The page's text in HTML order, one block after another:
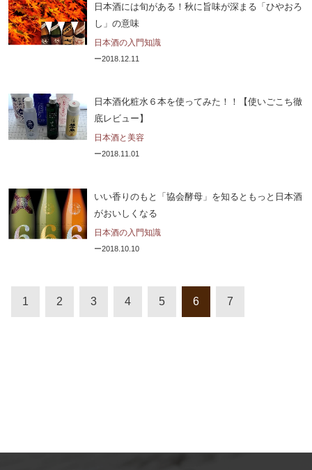
日本酒には旬がある！秋に旨味が深まる「ひやおろ
し」の意味
日本酒の入門知識
2018.12.11
日本酒化粧水６本を使ってみた！！【使いごこち徹
底レビュー】
日本酒と美容
2018.11.01
いい香りのもと「協会酵母」を知るともっと日本酒
がおいしくなる
日本酒の入門知識
2018.10.10
1 2 3 4 5 6 7